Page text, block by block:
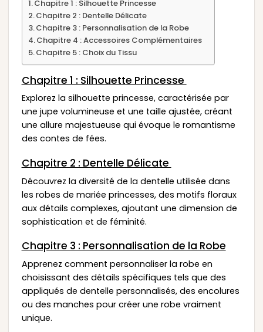
Chapitre 1 : Silhouette Princesse
Chapitre 2 : Dentelle Délicate
Chapitre 3 : Personnalisation de la Robe
Chapitre 4 : Accessoires Complémentaires
Chapitre 5 : Choix du Tissu
Chapitre 1 : Silhouette Princesse
Explorez la silhouette princesse, caractérisée par
une jupe volumineuse et une taille ajustée, créant
une allure majestueuse qui évoque le romantisme
des contes de fées.
Chapitre 2 : Dentelle Délicate
Découvrez la diversité de la dentelle utilisée dans
les robes de mariée princesses, des motifs floraux
aux détails complexes, ajoutant une dimension de
sophistication et de féminité.
Chapitre 3 : Personnalisation de la Robe
Apprenez comment personnaliser la robe en
choisissant des détails spécifiques tels que des
appliqués de dentelle personnalisés, des encolures
ou des manches pour créer une robe vraiment
unique.